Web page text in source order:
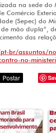
na sede
Comércio
(Sepec) do
mão dupla”,
das
br/assuntos/
no-